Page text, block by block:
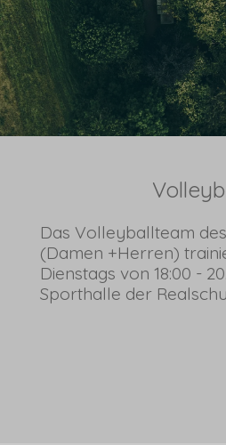
Das Volleyballteam
(Damen +Herren)
Dienstags von 18:00 -
Sporthalle der